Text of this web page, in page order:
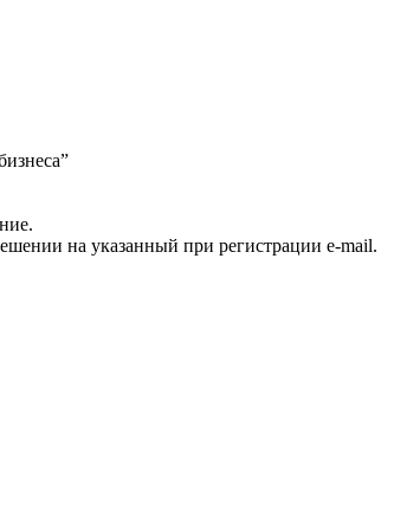
на указанный при регистрации e-mail.